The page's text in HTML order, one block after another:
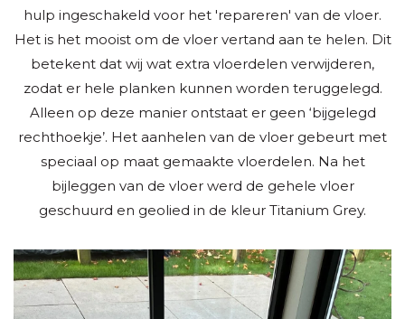
hulp ingeschakeld voor het 'repareren' van de vloer.
Het is het mooist om de vloer vertand aan te helen. Dit
betekent dat wij wat extra vloerdelen verwijderen,
zodat er hele planken kunnen worden teruggelegd.
Alleen op deze manier ontstaat er geen ‘bijgelegd
rechthoekje’. Het aanhelen van de vloer gebeurt met
speciaal op maat gemaakte vloerdelen. Na het
bijleggen van de vloer werd de gehele vloer
geschuurd en geolied in de kleur Titanium Grey.